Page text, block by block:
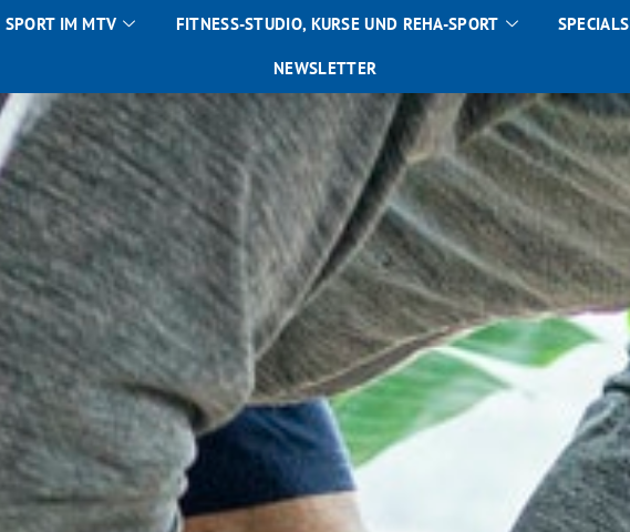
SPORT IM MTV FITNESS-STUDIO, KURSE UND REHA-SPORT SPECIALS
NEWSLETTER